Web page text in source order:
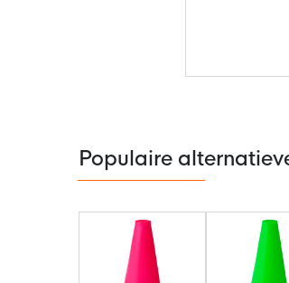
de
afbeeldingen-
gallerij
Populaire